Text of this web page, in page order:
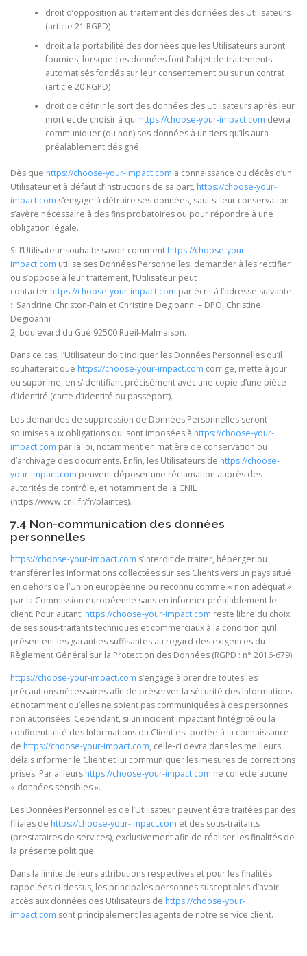
droit d’opposition au traitement des données des Utilisateurs
(article 21 RGPD)
droit à la portabilité des données que les Utilisateurs auront
fournies, lorsque ces données font l’objet de traitements
automatisés fondés sur leur consentement ou sur un contrat
(article 20 RGPD)
droit de définir le sort des données des Utilisateurs après leur
mort et de choisir à qui https://choose-your-impact.com devra
communiquer (ou non) ses données à un tiers qu’ils aura
préalablement désigné
Dès que https://choose-your-impact.com a connaissance du décès d’un
Utilisateur et à défaut d’instructions de sa part, https://choose-your-
impact.com s’engage à détruire ses données, sauf si leur conservation
s’avère nécessaire à des fins probatoires ou pour répondre à une
obligation légale.
Si l’Utilisateur souhaite savoir comment https://choose-your-
impact.com utilise ses Données Personnelles, demander à les rectifier
ou s’oppose à leur traitement, l’Utilisateur peut
contacter https://choose-your-impact.com par écrit à l’adresse suivante
: Sandrine Christon-Pain et Christine Degioanni – DPO, Christine
Degioanni
2, boulevard du Gué 92500 Rueil-Malmaison.
Dans ce cas, l’Utilisateur doit indiquer les Données Personnelles qu’il
souhaiterait que https://choose-your-impact.com corrige, mette à jour
ou supprime, en s’identifiant précisément avec une copie d’une pièce
d’identité (carte d’identité ou passeport).
Les demandes de suppression de Données Personnelles seront
soumises aux obligations qui sont imposées à https://choose-your-
impact.com par la loi, notamment en matière de conservation ou
d’archivage des documents. Enfin, les Utilisateurs de https://choose-
your-impact.com peuvent déposer une réclamation auprès des
autorités de contrôle, et notamment de la CNIL
(https://www.cnil.fr/fr/plaintes).
7.4 Non-communication des données
personnelles
https://choose-your-impact.com s’interdit de traiter, héberger ou
transférer les Informations collectées sur ses Clients vers un pays situé
en dehors de l’Union européenne ou reconnu comme « non adéquat »
par la Commission européenne sans en informer préalablement le
client. Pour autant, https://choose-your-impact.com reste libre du choix
de ses sous-traitants techniques et commerciaux à la condition qu’il
présentent les garanties suffisantes au regard des exigences du
Règlement Général sur la Protection des Données (RGPD : n° 2016-679).
https://choose-your-impact.com s’engage à prendre toutes les
précautions nécessaires afin de préserver la sécurité des Informations
et notamment qu’elles ne soient pas communiquées à des personnes
non autorisées. Cependant, si un incident impactant l’intégrité ou la
confidentialité des Informations du Client est portée à la connaissance
de https://choose-your-impact.com, celle-ci devra dans les meilleurs
délais informer le Client et lui communiquer les mesures de corrections
prises. Par ailleurs https://choose-your-impact.com ne collecte aucune
« données sensibles ».
Les Données Personnelles de l’Utilisateur peuvent être traitées par des
filiales de https://choose-your-impact.com et des sous-traitants
(prestataires de services), exclusivement afin de réaliser les finalités de
la présente politique.
Dans la limite de leurs attributions respectives et pour les finalités
rappelées ci-dessus, les principales personnes susceptibles d’avoir
accès aux données des Utilisateurs de https://choose-your-
impact.com sont principalement les agents de notre service client.